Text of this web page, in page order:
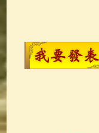
金山